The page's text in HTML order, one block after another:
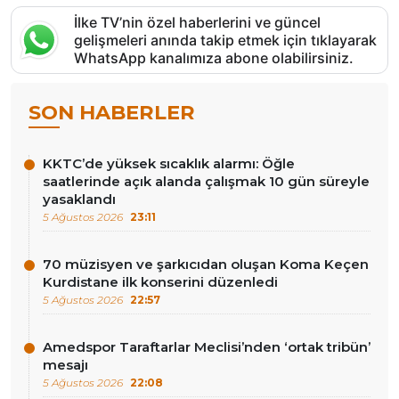
İlke TV’nin özel haberlerini ve güncel
gelişmeleri anında takip etmek için tıklayarak
WhatsApp kanalımıza abone olabilirsiniz.
SON HABERLER
KKTC’de yüksek sıcaklık alarmı: Öğle
saatlerinde açık alanda çalışmak 10 gün süreyle
yasaklandı
5 Ağustos 2026 23:11
70 müzisyen ve şarkıcıdan oluşan Koma Keçen
Kurdistane ilk konserini düzenledi
5 Ağustos 2026 22:57
Amedspor Taraftarlar Meclisi’nden ‘ortak tribün’
mesajı
5 Ağustos 2026 22:08